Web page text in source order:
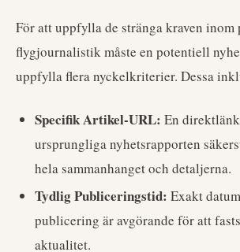
För att uppfylla de stränga kraven inom
flygjournalistik måste en potentiell
uppfylla flera nyckelkriterier. Dessa
Specifik Artikel-URL: En
ursprungliga nyhetsrapporten
hela sammanhanget och detaljerna.
Tydlig Publiceringstid: Exakt
publicering är avgörande för att
aktualitet.